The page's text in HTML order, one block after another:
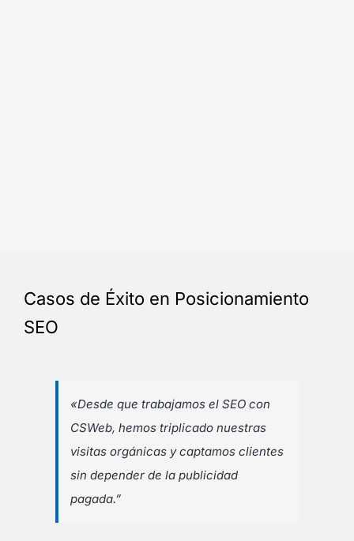
Casos de Éxito en Posicionamiento
SEO
«Desde que trabajamos el SEO con
CSWeb, hemos triplicado nuestras
visitas orgánicas y captamos clientes
sin depender de la publicidad
pagada.”